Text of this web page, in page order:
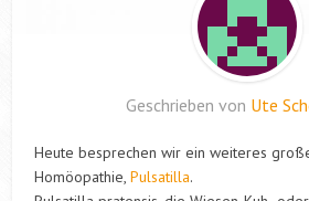
Geschrieben von Ute
Heute besprechen wir ein weiteres
Homöopathie,Pulsatilla.